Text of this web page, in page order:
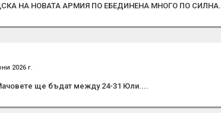
НА НОВАТА АРМИЯ ПО ЕБЕДИНЕНА МНОГО ПО СИЛНА.
2026 г.
ще бъдат между 24-31 Юли....